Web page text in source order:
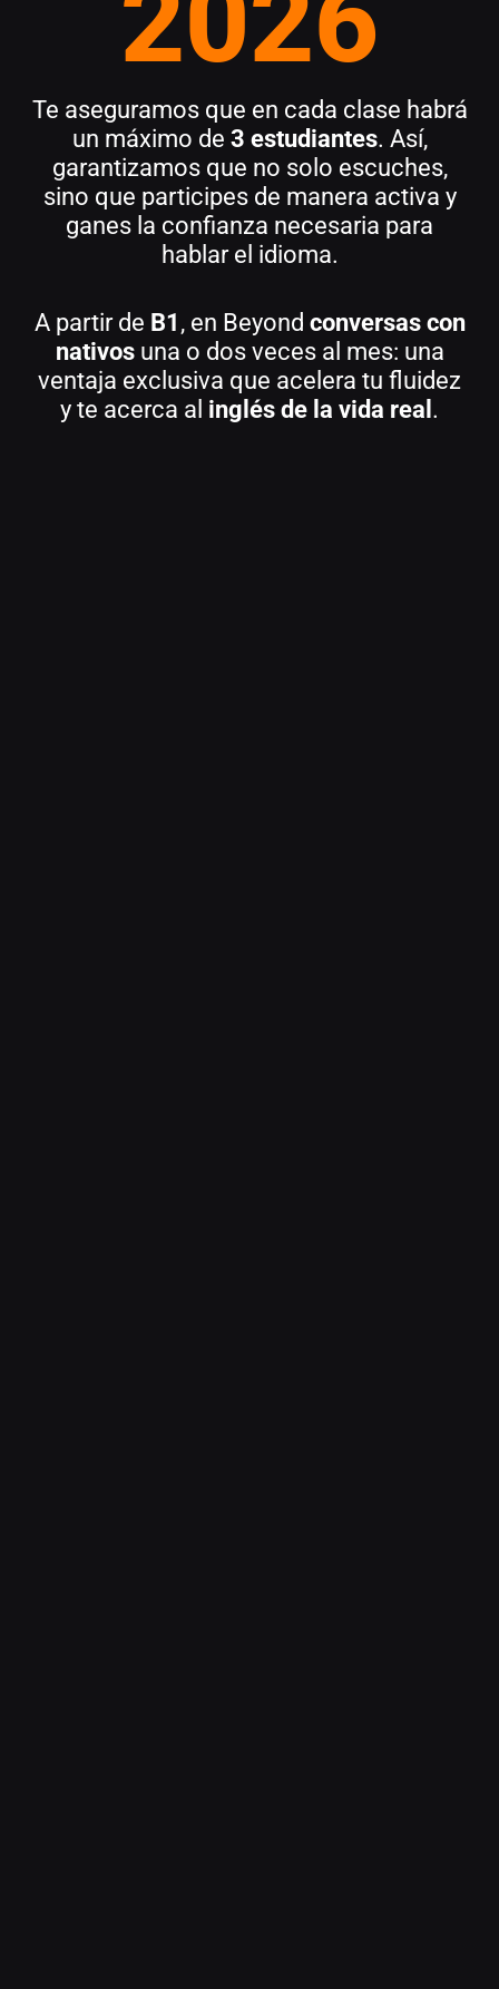
Te aseguramos que en cada clase habrá
un máximo de 3 estudiantes. Así,
garantizamos que no solo escuches,
sino que participes de manera activa y
ganes la confianza necesaria para
hablar el idioma.
A partir de B1 , en Beyond conversas con
nativosuna o dos veces al mes: una
ventaja exclusiva que acelera tu fluidez
y te acerca al inglés de la vida real .